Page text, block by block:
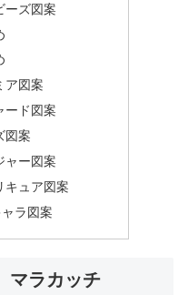
ーズ図案
ア図案
ード図案
図案
ャー図案
キュア図案
ラ図案
マラカッチ